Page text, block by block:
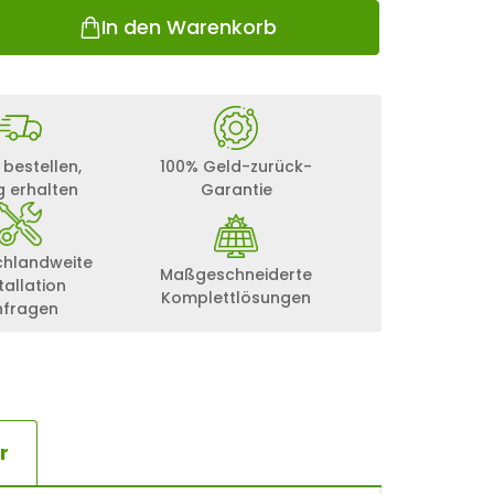
In den Warenkorb
erhalten
100% Geld-zurück-
Garantie
Maßgeschneiderte
Komplettlösungen